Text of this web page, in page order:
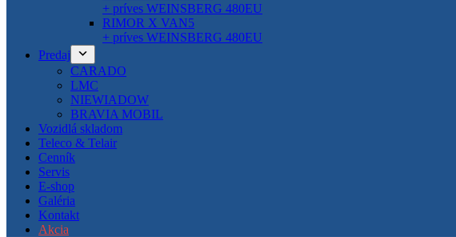
+ príves WEINSBERG 480EU
RIMOR X VAN5
+ príves WEINSBERG 480EU
Predaj
CARADO
LMC
NIEWIADOW
BRAVIA MOBIL
Vozidlá skladom
Teleco & Telair
Cenník
Servis
E-shop
Galéria
Kontakt
Akcia